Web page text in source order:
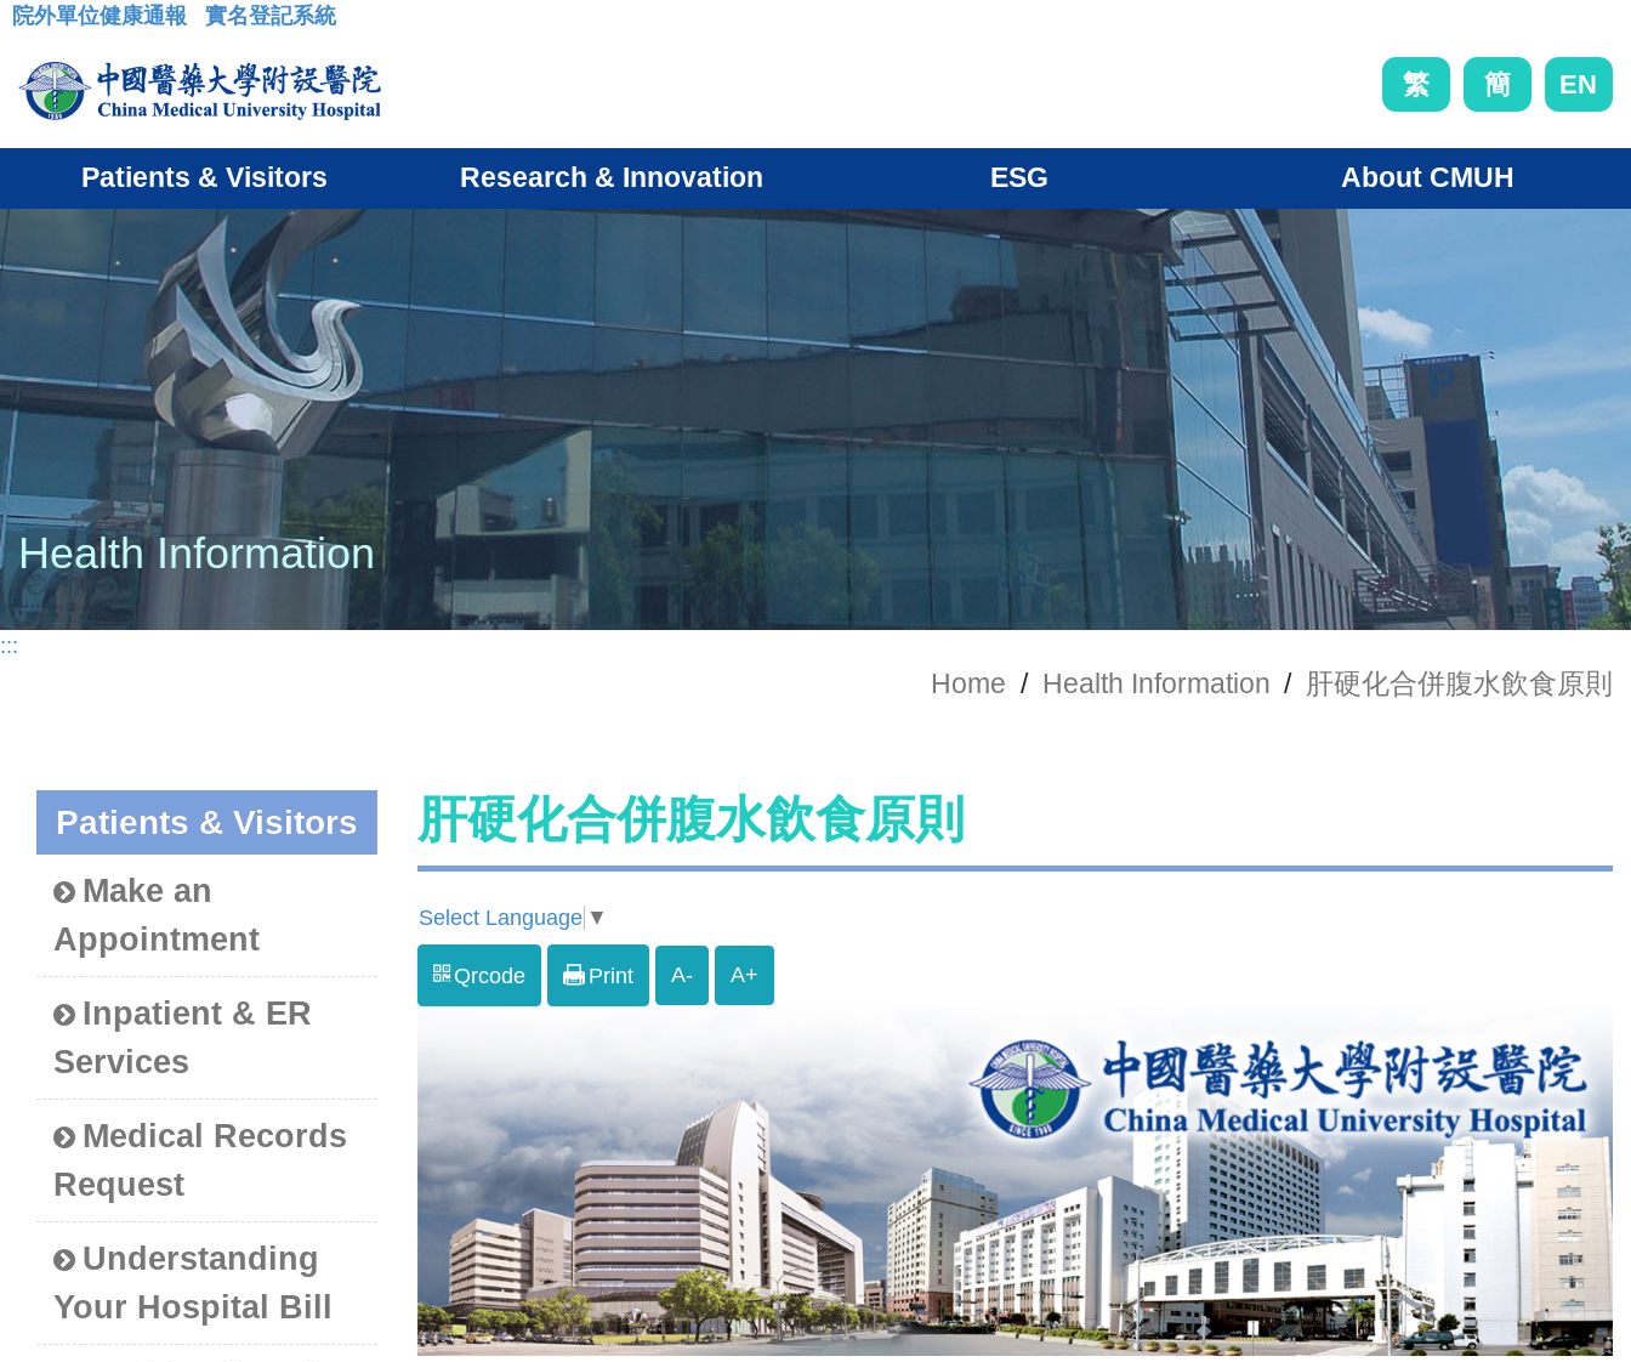
:::
院外單位健康通報 實名登記系統
繁 簡 EN
Patients & Visitors Research & Innovation ESG About CMUH
Health Information
:::
Home / Health Information / 肝硬化合併腹水飲食原則
Patients & Visitors
Make an
Appointment
Inpatient & ER
Services
Medical Records
Request
Understanding
Your Hospital Bill
肝硬化合併腹水飲食原則
Select Language ▼
Qrcode Print A- A+